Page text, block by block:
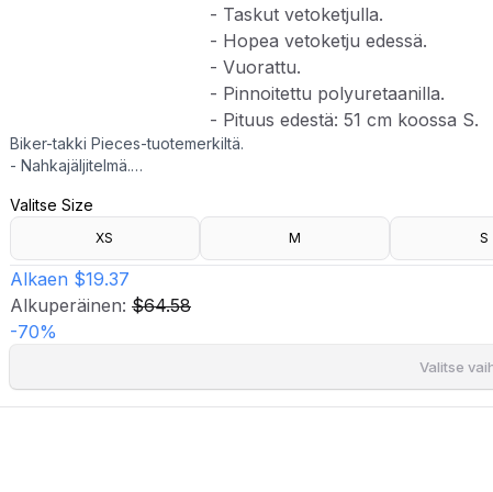
- Taskut vetoketjulla.
- Hopea vetoketju edessä.
- Vuorattu.
- Pinnoitettu polyuretaanilla.
- Pituus edestä: 51 cm koossa S.
Biker-takki Pieces-tuotemerkiltä.
- Nahkajäljitelmä.
- Hopea vetoketju edessä.
- Pinnoitettu polyuretaanilla.
- Pituus edestä: 51 cm koossa S.
Valitse Size
XS M S
Alkaen $19.37
Alkuperäinen: $64.58
-70%
Valitse